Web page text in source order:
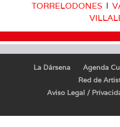
TORRELODONES I
La Dársena Agenda
Red de
Aviso Legal /